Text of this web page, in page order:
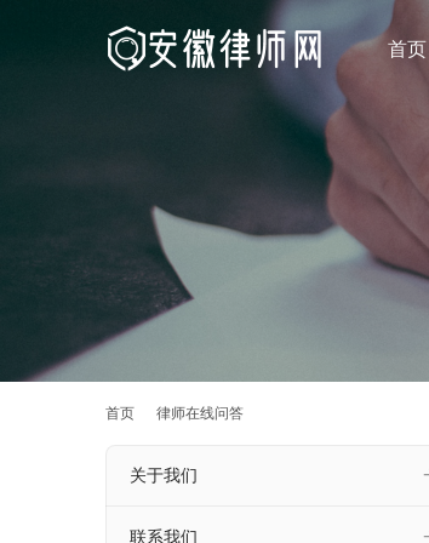
首页
首页 律师在线问答
关于我们
联系我们